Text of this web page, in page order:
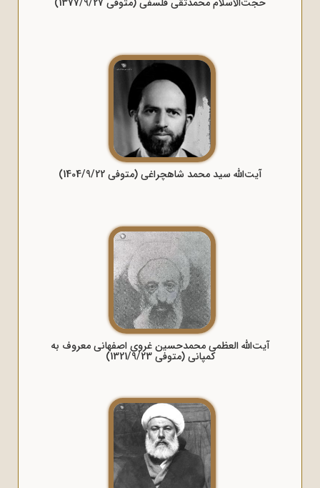
آیت‌الله سید محمد شاهچراغی (متوفی 1404/9/22)
آیت‌الله العظمی محمدحسین غروی اصفهانی معروف به
کمپانی (متوفی 1321/9/23)